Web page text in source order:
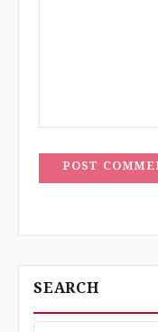
POST
SEARCH